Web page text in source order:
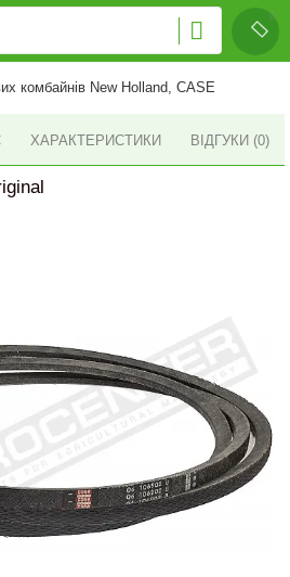
комбайнів New Holland, CASE
ХАРАКТЕРИСТИКИ ВІДГУКИ (0)